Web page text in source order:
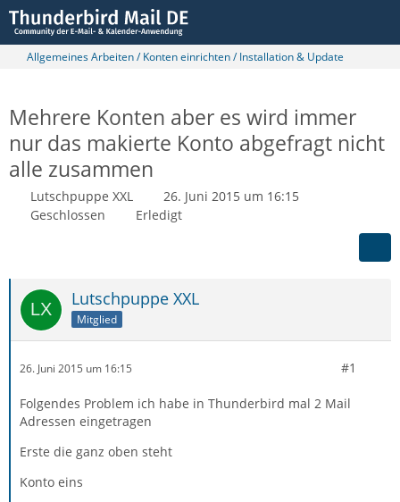
Allgemeines Arbeiten / Konten einrichten / Installation & Update
Mehrere Konten aber es wird immer
nur das makierte Konto abgefragt nicht
alle zusammen
Lutschpuppe XXL
26. Juni 2015 um 16:15
Geschlossen
Erledigt
Lutschpuppe XXL
Mitglied
26. Juni 2015 um 16:15 #1
Folgendes Problem ich habe in Thunderbird mal 2 Mail
Adressen eingetragen
Erste die ganz oben steht
Konto eins